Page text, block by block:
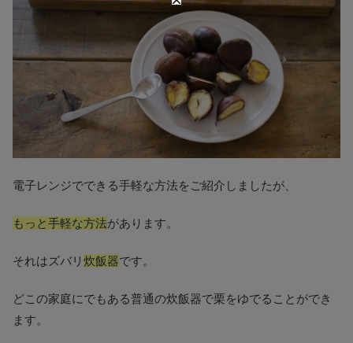
電子レンジでできる手軽な方法をご紹介しましたが、
もっと手軽な方法があります。
それはズバリ 炊飯器です。
どこの家庭にでもある普通の炊飯器で栗をゆでることができ
ます。